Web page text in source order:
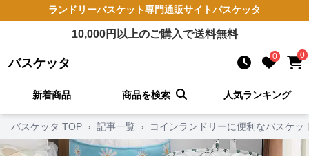
ランドリーバスケット専門通販サイトバスケッタ
10,000円以上のご購入で送料無料
バスケッタ 0 0
新着商品 商品を検索 人気ランキング
バスケッタ TOP › 記事一覧 › コインランドリーに便利なバスケッ